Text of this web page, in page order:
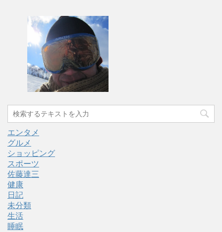
エンタメ
グルメ
ショッピング
スポーツ
佐藤達三
健康
日記
未分類
生活
睡眠